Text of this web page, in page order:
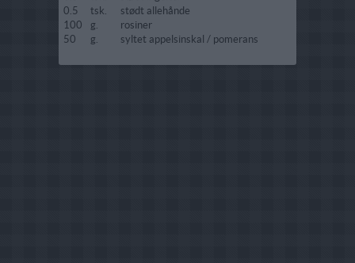
0.5
tsk.
stødt allehånde
100
g.
rosiner
50
g. syltet appelsinskal / pomerans